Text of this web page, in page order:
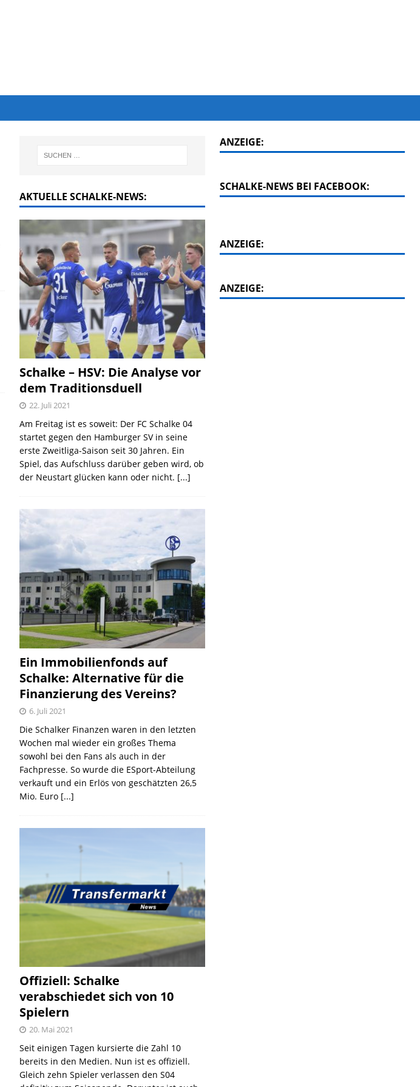
AKTUELLE SCHALKE-NEWS:
Schalke – HSV: Die Analyse vor
dem Traditionsduell
22. Juli 2021
Am Freitag ist es soweit: Der FC Schalke 04
startet gegen den Hamburger SV in seine
erste Zweitliga-Saison seit 30 Jahren. Ein
Spiel, das Aufschluss darüber geben wird, ob
der Neustart glücken kann oder nicht. [...]
Ein Immobilienfonds auf
Schalke: Alternative für die
Finanzierung des Vereins?
6. Juli 2021
Die Schalker Finanzen waren in den letzten
Wochen mal wieder ein großes Thema
sowohl bei den Fans als auch in der
Fachpresse. So wurde die ESport-Abteilung
verkauft und ein Erlös von geschätzten 26,5
Mio. Euro [...]
Offiziell: Schalke
verabschiedet sich von 10
Spielern
20. Mai 2021
Seit einigen Tagen kursierte die Zahl 10
bereits in den Medien. Nun ist es offiziell.
Gleich zehn Spieler verlassen den S04
ANZEIGE:
SCHALKE-NEWS BEI FACEBOOK:
ANZEIGE:
ANZEIGE: